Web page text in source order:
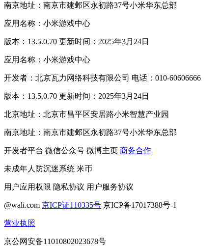
南京地址：南京市建邺区永初路37号小米华东总部
应用名称：小米游戏中心
版本：13.5.0.70 更新时间：2025年3月24日
应用名称：小米游戏中心
开发者：北京瓦力网络科技有限公司 电话：010-60606666
版本：13.5.0.70 更新时间：2025年3月24日
北京地址：北京市昌平区安居路小米智慧产业园
南京地址：南京市建邺区永初路37号小米华东总部
开发者平台 微信公众号 微博主页 商务合作
未成年人防沉迷系统 米币
用户应用权限 隐私协议 用户服务协议
@wali.com 京ICP证110335号 京ICP备17017388号-1
营业执照
京公网安备11010802023678号